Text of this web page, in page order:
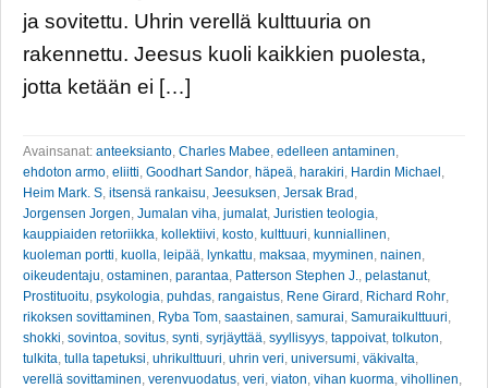
ja sovitettu. Uhrin verellä kulttuuria on
rakennettu. Jeesus kuoli kaikkien puolesta,
jotta ketään ei […]
Avainsanat: anteeksianto Charles Mabee edelleen antaminen
ehdoton armo eliitti Goodhart Sandor häpeä harakiri Hardin Michael
Heim Mark. S itsensä rankaisu Jeesuksen Jersak Brad
Jorgensen Jorgen Jumalan viha jumalat, Juristien teologia
kauppiaiden retoriikka kollektiivi kosto kulttuuri kunniallinen
kuoleman portti kuolla leipää lynkattu maksaa myyminen nainen
oikeudentaju ostaminen parantaa Patterson Stephen J. pelastanut,
Prostituoitu psykologia puhdas rangaistus Rene Girard Richard Rohr
rikoksen sovittaminen Ryba Tom saastainen samurai Samuraikulttuuri
shokki sovintoa sovitus synti syrjäyttää syyllisyys tappoivat, tolkuton
tulkita tulla tapetuksi uhrikulttuuri uhrin veri universumi väkivalta
verellä sovittaminen verenvuodatus veri viaton vihan kuorma vihollinen